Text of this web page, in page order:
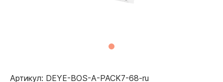
Артикул: DEYE-BOS-A-PACK7-68-ru